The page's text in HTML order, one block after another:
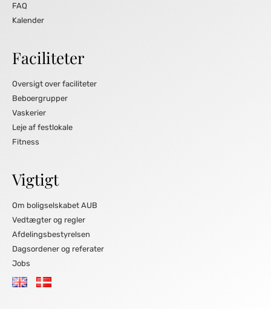
FAQ
Kalender
Faciliteter
Oversigt over faciliteter
Beboergrupper
Vaskerier
Leje af festlokale
Fitness
Vigtigt
Om boligselskabet AUB
Vedtægter og regler
Afdelingsbestyrelsen
Dagsordener og referater
Jobs